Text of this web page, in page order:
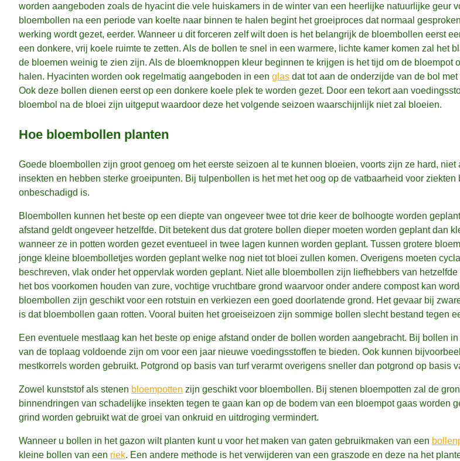
worden aangeboden zoals de hyacint die vele huiskamers in de winter van een heerlijke natuurlijke geur
bloembollen na een periode van koelte naar binnen te halen begint het groeiproces dat normaal
werking wordt gezet, eerder. Wanneer u dit forceren zelf wilt doen is het belangrijk de bloembollen eerst
een donkere, vrij koele ruimte te zetten. Als de bollen te snel in een warmere, lichte kamer komen zal het
de bloemen weinig te zien zijn. Als de bloemknoppen kleur beginnen te krijgen is het tijd om de bloempot
halen. Hyacinten worden ook regelmatig aangeboden in een glas dat tot aan de onderzijde van de bol
Ook deze bollen dienen eerst op een donkere koele plek te worden gezet. Door een tekort aan
bloembol na de bloei zijn uitgeput waardoor deze het volgende seizoen waarschijnlijk niet zal bloeien.
Hoe bloembollen planten
Goede bloembollen zijn groot genoeg om het eerste seizoen al te kunnen bloeien, voorts zijn ze hard, niet
insekten en hebben sterke groeipunten. Bij tulpenbollen is het met het oog op de vatbaarheid voor
onbeschadigd is.
Bloembollen kunnen het beste op een diepte van ongeveer twee tot drie keer de bolhoogte worden
afstand geldt ongeveer hetzelfde. Dit betekent dus dat grotere bollen dieper moeten worden geplant dan
wanneer ze in potten worden gezet eventueel in twee lagen kunnen worden geplant. Tussen grotere
jonge kleine bloembolletjes worden geplant welke nog niet tot bloei zullen komen. Overigens moeten
beschreven, vlak onder het oppervlak worden geplant. Niet alle bloembollen zijn liefhebbers van
het bos voorkomen houden van zure, vochtige vruchtbare grond waarvoor onder andere compost kan
bloembollen zijn geschikt voor een rotstuin en verkiezen een goed doorlatende grond. Het gevaar bij
is dat bloembollen gaan rotten. Vooral buiten het groeiseizoen zijn sommige bollen slecht bestand tegen
Een eventuele mestlaag kan het beste op enige afstand onder de bollen worden aangebracht. Bij bollen
van de toplaag voldoende zijn om voor een jaar nieuwe voedingsstoffen te bieden. Ook kunnen
mestkorrels worden gebruikt. Potgrond op basis van turf verarmt overigens sneller dan potgrond op basis
Zowel kunststof als stenen bloempotten zijn geschikt voor bloembollen. Bij stenen bloempotten zal de
binnendringen van schadelijke insekten tegen te gaan kan op de bodem van een bloempot gaas worden
grind worden gebruikt wat de groei van onkruid en uitdroging vermindert.
Wanneer u bollen in het gazon wilt planten kunt u voor het maken van gaten gebruikmaken van een
kleine bollen van een riek. Een andere methode is het verwijderen van een graszode en deze na het